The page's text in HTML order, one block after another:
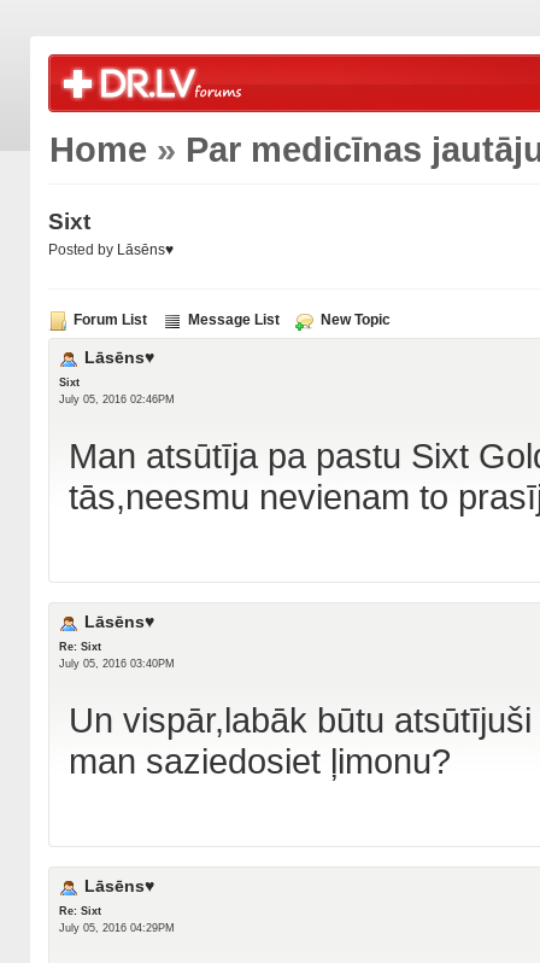
Home » Par medicīnas
Sixt
Posted by Lāsēns♥
Forum List Message List New Topic
Lāsēns♥
Sixt
July 05, 2016 02:46PM
Man atsūtīja pa pastu Sixt
tās,neesmu nevienam to
Lāsēns♥
Re: Sixt
July 05, 2016 03:40PM
Un vispār,labāk būtu
man saziedosiet ļimonu?
Lāsēns♥
Re: Sixt
July 05, 2016 04:29PM